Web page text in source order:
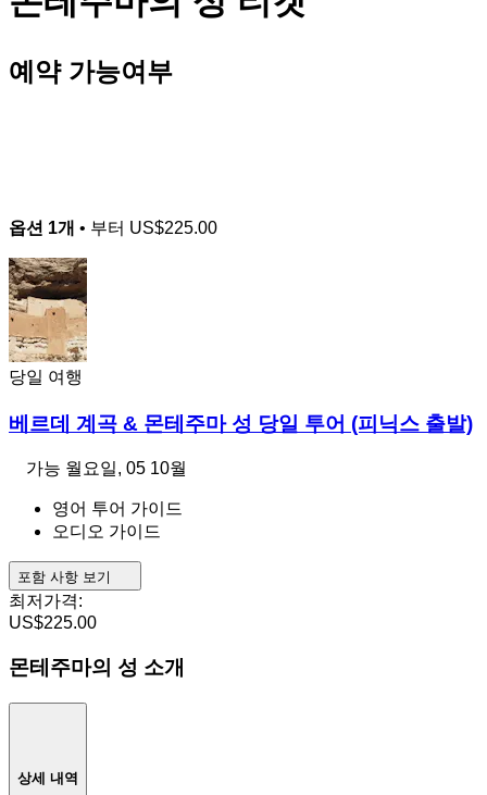
예약 가능여부
옵션 1개 • 부터 US$225.00
당일 여행
베르데 계곡 & 몬테주마 성 당일 투어 (피닉스 출발)
가능 월요일, 05 10월
영어 투어 가이드
오디오 가이드
포함 사항 보기
최저가격:
US$225.00
몬테주마의 성 소개
상세 내역